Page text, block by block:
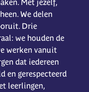
Met jezelf,
We delen
Drie
we houden de
werken vanuit
dat iedereen
en gerespecteerd
leerlingen,